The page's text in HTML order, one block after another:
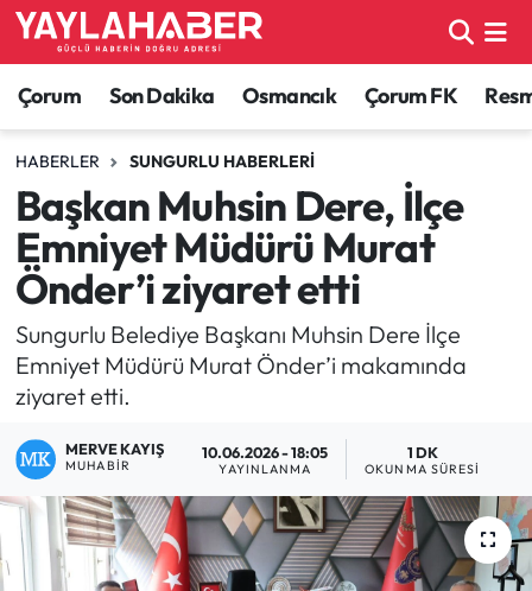
Çorum Son Dakika Osmancık Çorum FK
HABERLER SUNGURLU HABERLERI
Başkan Muhsin Dere, İlçe
Emniyet Müdürü Murat
Önder’i ziyaret etti
Sungurlu Belediye Başkanı Muhsin Dere İlçe
Emniyet Müdürü Murat Önder’i makamında
ziyaret etti.
MERVE KAYIŞ
MUHABIR
10.06.2026 - 18:05
YAYINLANMA
1 DK
OKUNMA SÜRESI
Alaca Haberleri
Bayat Haberleri
Bilgi - Keşfet Haberleri
Bilim ve Teknoloji
Boğazkale Haberleri
Çorum Haberleri
Çorum Son Dakika Haberleri
Dodurga Haberleri
Eğitim
Çorum Nöbetçi Eczaneler
Çorum Hava Durumu
Çorum Namaz Vakitleri
Çorum Trafik Yoğunluk Haritası
TFF 1.Lig Puan Durumu ve Fikstür
Tüm Manşetler
Son Dakika Haberleri
Haber Arşivi